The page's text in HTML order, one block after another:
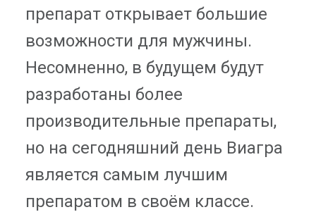
препарат открывает большие
возможности для мужчины.
Несомненно, в будущем будут
разработаны более
производительные препараты,
но на сегодняшний день Виагра
является самым лучшим
препаратом в своём классе.